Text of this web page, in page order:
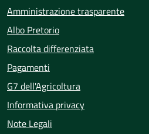
Amministrazione trasparente
Albo Pretorio
Raccolta differenziata
Pagamenti
G7 dell'Agricoltura
Informativa privacy
Note Legali